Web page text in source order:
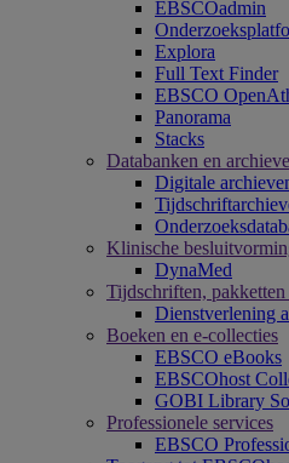
EBSCOadmin
Explora
Full Text Finder
EBSCO
Panorama
Stacks
Databanken en
Digitale
Klinische
DynaMed
Tijdschriften, pakketten
Dienstverlening
Boeken en e-collecties
EBSCO eBooks
EBSCOhost
GOBI Library
Professionele services
EBSCO